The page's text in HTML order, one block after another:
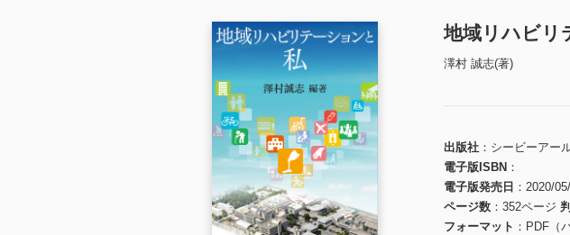
地域リハビリ
澤村 誠志(著)
出版社
シービーアー
電子版ISBN
電子版発売日
2020/
ページ数
352ページ
フォーマット
PDF（